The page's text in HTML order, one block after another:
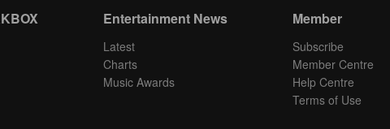
Entertainment News
Latest
Charts
Music Awards
Member
Subscribe
Member Centre
Help Centre
Terms of Use